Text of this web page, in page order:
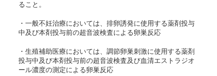
ること。
・一般不妊治療においては、排卵誘発に使用する薬剤投与
中及び本剤投与前の超音波検査による卵巣反応
・生殖補助医療においては、調節卵巣刺激に使用する薬剤
投与中及び本剤投与前の超音波検査及び血清エストラジオ
ール濃度の測定による卵巣反応